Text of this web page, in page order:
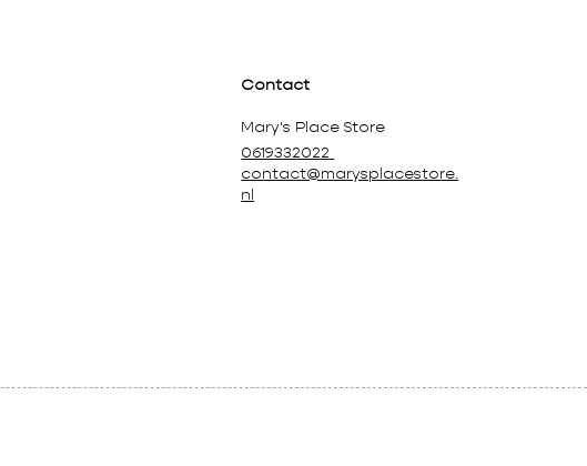
Contact
Mary's Place Store
0619332022
contact@marysplacestore.
nl